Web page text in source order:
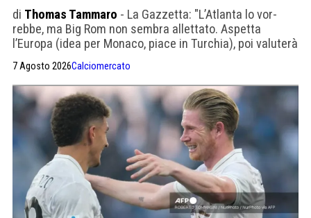
di Thomas Tammaro - La Gazzetta: "L’Atlanta lo vor­
rebbe, ma Big Rom non sem­bra allet­tato. Aspetta
l’Europa (idea per Monaco, piace in Tur­chia), poi valu­terà
even­tual­mente anche l’Ara­bia Sau­dita, oltre agli Sta­tes"
7 Agosto 2026Calciomercato